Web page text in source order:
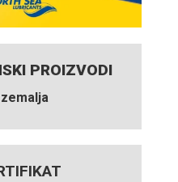
PROIZVODI